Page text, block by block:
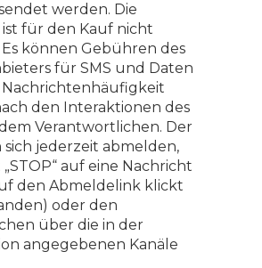
werden. Die
für den Kauf nicht
können Gebühren des
für SMS und Daten
Nachrichtenhäufigkeit
den Interaktionen des
Verantwortlichen. Der
jederzeit abmelden,
auf eine Nachricht
den Abmeldelink klickt
oder den
über die in der
angegebenen Kanäle